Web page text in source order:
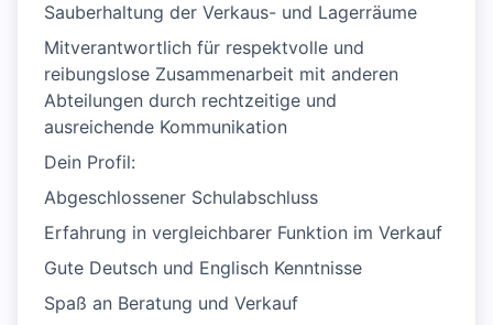
Sauberhaltung der Verkaus- und Lagerräume
Mitverantwortlich für respektvolle und
reibungslose Zusammenarbeit mit anderen
Abteilungen durch rechtzeitige und
ausreichende Kommunikation
Dein Profil:
Abgeschlossener Schulabschluss
Erfahrung in vergleichbarer Funktion im Verkauf
Gute Deutsch und Englisch Kenntnisse
Spaß an Beratung und Verkauf